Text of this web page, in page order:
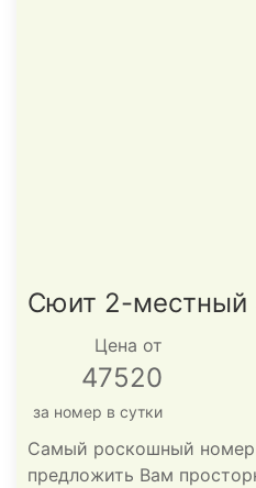
Сюит 2-местный
Цена от
47520
за номер в сутки
Самый роскошный
предложить Вам